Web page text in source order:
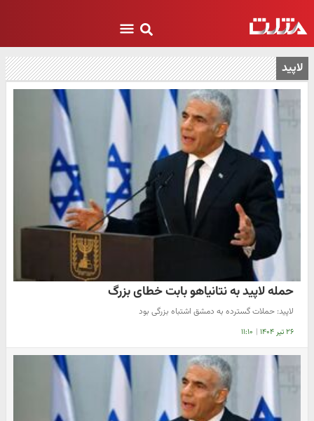
لاپید
حمله لاپید به نتانیاهو بابت خطای بزرگ
لاپید: حملات گسترده به دمشق اشتباه بزرگی بود
۲۶ تیر ۱۴۰۴ | ۱۱:۱۰